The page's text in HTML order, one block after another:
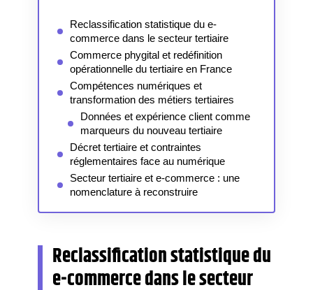
Reclassification statistique du e-
commerce dans le secteur tertiaire
Commerce phygital et redéfinition
opérationnelle du tertiaire en France
Compétences numériques et
transformation des métiers tertiaires
Données et expérience client comme
marqueurs du nouveau tertiaire
Décret tertiaire et contraintes
réglementaires face au numérique
Secteur tertiaire et e-commerce : une
nomenclature à reconstruire
Reclassification statistique du
e-commerce dans le secteur